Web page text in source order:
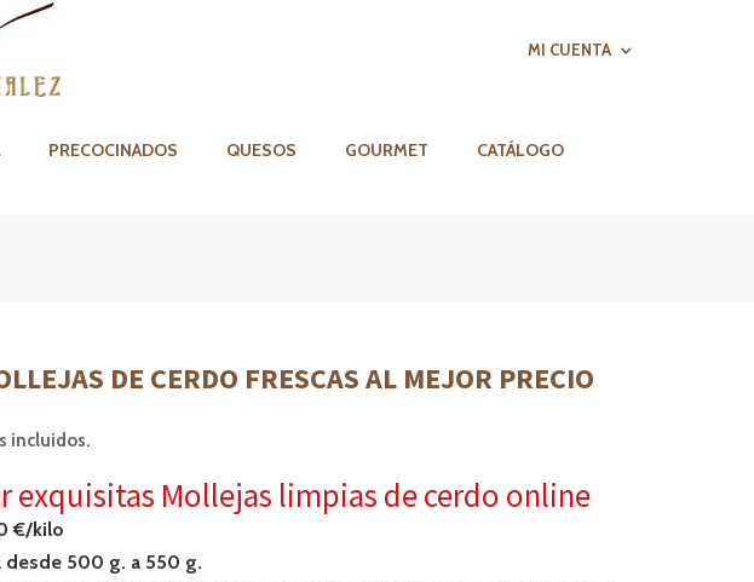
MI CUENTA
PRECOCINADOS QUESOS GOURMET CATÁLOGO
DE CERDO FRESCAS AL MEJOR PRECIO
incluidos.
exquisitas Mollejas limpias de cerdo online
€/kilo
desde 500 g. a 550 g.